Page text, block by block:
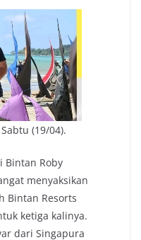
(19/04).
Bintan Roby
menyaksikan
Bintan Resorts
ketiga kalinya.
dari Singapura